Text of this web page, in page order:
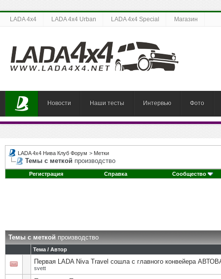
LADA 4x4 LADA 4x4 Urban LADA 4x4 Special Магазин
Новости Наши тесты Интервью Фото
LADA 4x4 Нива Клуб Форум > Метки
Темы с меткой производство
Регистрация Справка Сообщество
Темы с меткойпроизводство
Тема / Автор
Первая LADA Niva Travel сошла с главного конвейера
svett